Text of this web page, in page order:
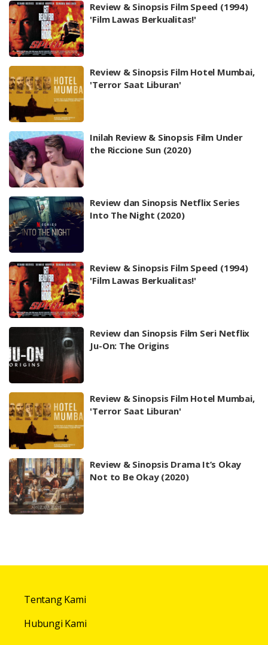
Review & Sinopsis Film Speed (1994)
'Film Lawas Berkualitas!'
Review & Sinopsis Film Hotel Mumbai,
'Terror Saat Liburan'
Inilah Review & Sinopsis Film Under
the Riccione Sun (2020)
Review dan Sinopsis Netflix Series
Into The Night (2020)
Review & Sinopsis Film Speed (1994)
'Film Lawas Berkualitas!'
Review dan Sinopsis Film Seri Netflix
Ju-On: The Origins
Review & Sinopsis Film Hotel Mumbai,
'Terror Saat Liburan'
Review & Sinopsis Drama It’s Okay
Not to Be Okay (2020)
Tentang Kami
Hubungi Kami